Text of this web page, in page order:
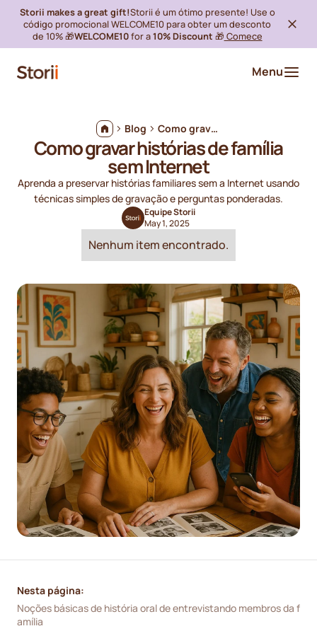
Storii makes a great gift!Storii é um ótimo presente! Use o
código promocional WELCOME10 para obter um desconto
de 10% 🎁WELCOME10for a10% Discount 🎁 Comece
Menu
Blog Como gravar histórias de família sem Internet
Como gravar histórias de família
sem Internet
Aprenda a preservar histórias familiares sem a Internet usando
técnicas simples de gravação e perguntas ponderadas.
Equipe Storii
May 1, 2025
Nenhum item encontrado.
Nesta página:
Noções básicas de história oral de entrevistando membros da f
amília